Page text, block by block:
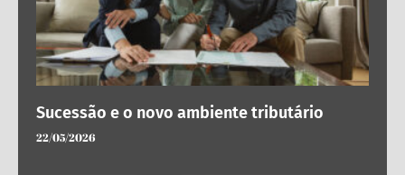
Sucessão e o novo ambiente tributário
22/05/2026